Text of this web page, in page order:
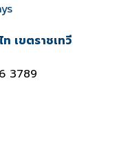
เขตราชเทวี
3789